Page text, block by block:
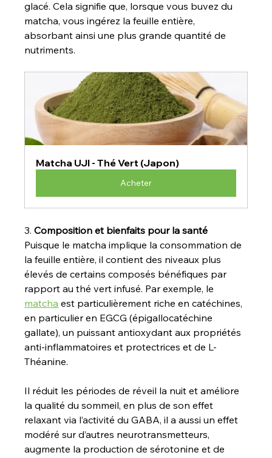
glacé. Cela signifie que, lorsque vous buvez du
matcha, vous ingérez la feuille entière,
absorbant ainsi une plus grande quantité de
nutriments.
Matcha UJI - Thé Vert (Japon)
Acheter
3. Composition et bienfaits pour la santé
Puisque le matcha implique la consommation de
la feuille entière, il contient des niveaux plus
élevés de certains composés bénéfiques par
rapport au thé vert infusé. Par exemple, le
matcha est particulièrement riche en catéchines,
en particulier en EGCG (épigallocatéchine
gallate), un puissant antioxydant aux propriétés
anti-inflammatoires et protectrices et de L-
Théanine.
Il réduit les périodes de réveil la nuit et améliore
la qualité du sommeil, en plus de son effet
relaxant via l’activité du GABA, il a aussi un effet
modéré sur d’autres neurotransmetteurs,
augmente la production de sérotonine et de